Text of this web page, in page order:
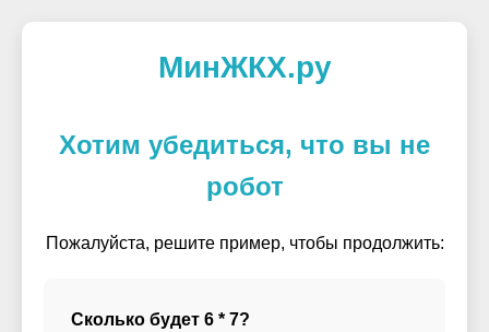
МинЖКХ.ру
Хотим убедиться, что вы не
робот
Пожалуйста, решите пример, чтобы продолжить:
Сколько будет 6 * 7?